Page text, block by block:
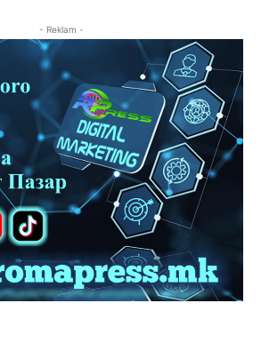
- Reklam -